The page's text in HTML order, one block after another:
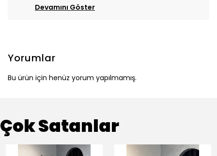
Devamını Göster
Yorumlar
Bu ürün için henüz yorum yapılmamış.
Çok Satanlar